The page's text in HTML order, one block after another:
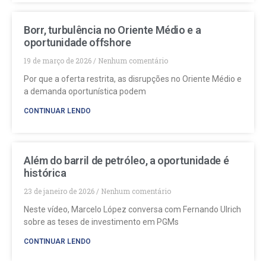
Borr, turbulência no Oriente Médio e a
oportunidade offshore
19 de março de 2026
Nenhum comentário
Por que a oferta restrita, as disrupções no Oriente Médio e
a demanda oportunística podem
CONTINUAR LENDO
Além do barril de petróleo, a oportunidade é
histórica
23 de janeiro de 2026
Nenhum comentário
Neste vídeo, Marcelo López conversa com Fernando Ulrich
sobre as teses de investimento em PGMs
CONTINUAR LENDO